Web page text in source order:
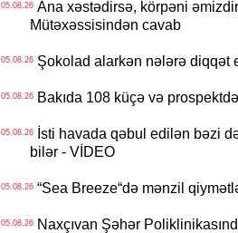
05.08.26Ana xəstədirsə, körpəni
Mütəxəssisindən cavab
05.08.26Şokolad alarkən nələrə diqqət
05.08.26Bakıda 108 küçə və
05.08.26İsti havada qəbul edilən bəzi
bilər - VİDEO
05.08.26“Sea Breeze“də mənzil
05.08.26Naxçıvan Şəhər